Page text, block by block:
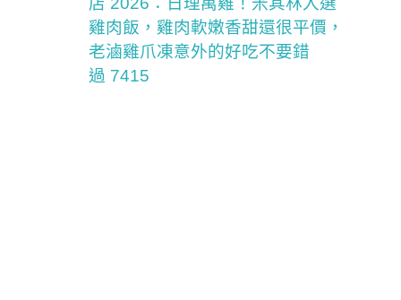
雞肉飯，雞肉軟嫩香甜還很平價，
老滷雞爪凍意外的好吃不要錯
過 7415